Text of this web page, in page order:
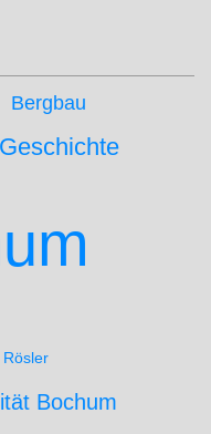
Bergbau
Geschichte
Rösler
Bochum